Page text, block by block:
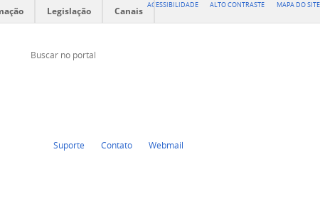
ACESSIBILIDADE ALTO CONTRASTE MAPA DO SITE
Legislação Canais
Buscar no portal
Suporte Contato Webmail